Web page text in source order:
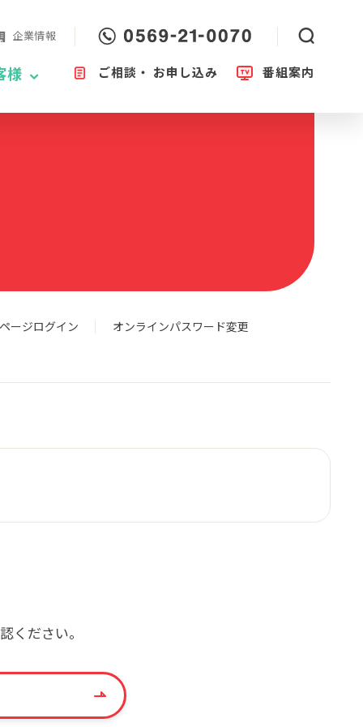
企業情報
様 ご相談・ お申し込み 番組案内
ージログイン
オンラインパスワード変更
ください。